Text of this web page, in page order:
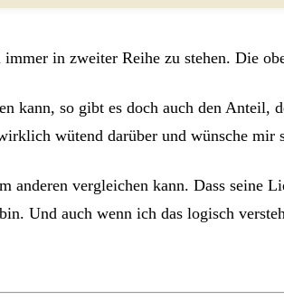
immer in zweiter Reihe zu stehen. Die
kann, so gibt es doch auch den
wütend darüber und wünsche mir
anderen vergleichen kann. Dass seine
Und auch wenn ich das logisch